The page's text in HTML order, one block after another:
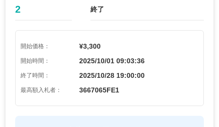
2
終了
開始価格： ¥3,300
開始時間： 2025/10/01 09:03:36
終了時間： 2025/10/28 19:00:00
最高額入札者： 3667065FE1